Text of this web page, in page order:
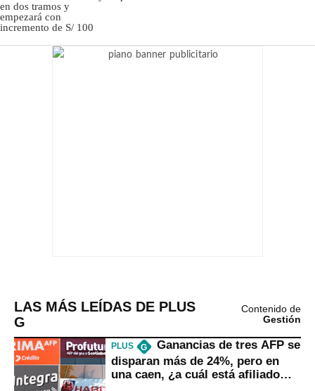
LAS MÁS LEÍDAS DE PLUS
G
Contenido de
Gestión
PLUS G
Ganancias de tres AFP se
disparan más de 24%, pero en
una caen, ¿a cuál está afiliado